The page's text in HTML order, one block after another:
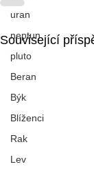
uran
neptun
pluto
Beran
Býk
Blíženci
Rak
Lev
Související